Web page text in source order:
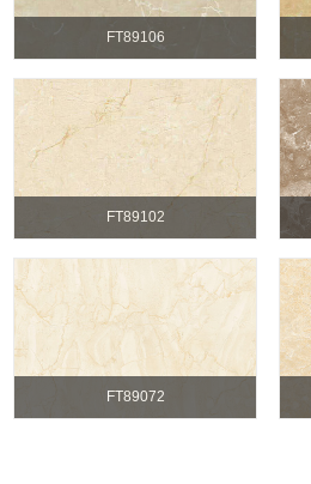
FT89106
FT89102
FT89072